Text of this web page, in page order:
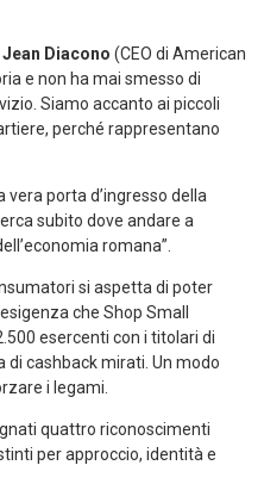
Jean Diacono (CEO di American
e non ha mai smesso di
Siamo accanto ai piccoli
perché rappresentano
vera porta d’ingresso della
subito dove andare a
romana”.
si aspetta di poter
che Shop Small
esercenti con i titolari di
cashback mirati. Un modo
i legami.
quattro riconoscimenti
per approccio, identità e